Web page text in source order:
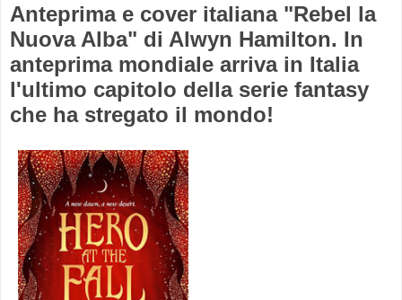
Anteprima e cover italiana "Rebel la
Nuova Alba" di Alwyn Hamilton. In
anteprima mondiale arriva in Italia
l'ultimo capitolo della serie fantasy
che ha stregato il mondo!